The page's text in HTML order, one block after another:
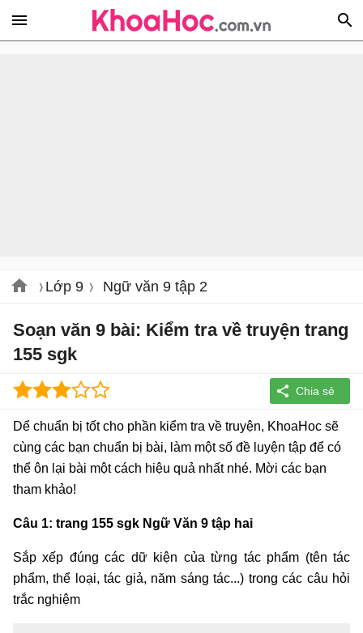
Lớp 9 Ngữ văn 9 tập 2
Soạn văn 9 bài: Kiểm tra về truyện trang
155 sgk
Dể chuẩn bị tốt cho phần kiểm tra về truyện, KhoaHoc sẽ
cùng các bạn chuẩn bị bài, làm một số đề luyện tập để có
thể ôn lại bài một cách hiệu quả nhất nhé. Mời các bạn
tham khảo!
Câu 1: trang 155 sgk Ngữ Văn 9 tập hai
Sắp xếp đúng các dữ kiện của từng tác phẩm (tên tác
phẩm, thể loại, tác giả, năm sáng tác...) trong các câu hỏi
trắc nghiệm